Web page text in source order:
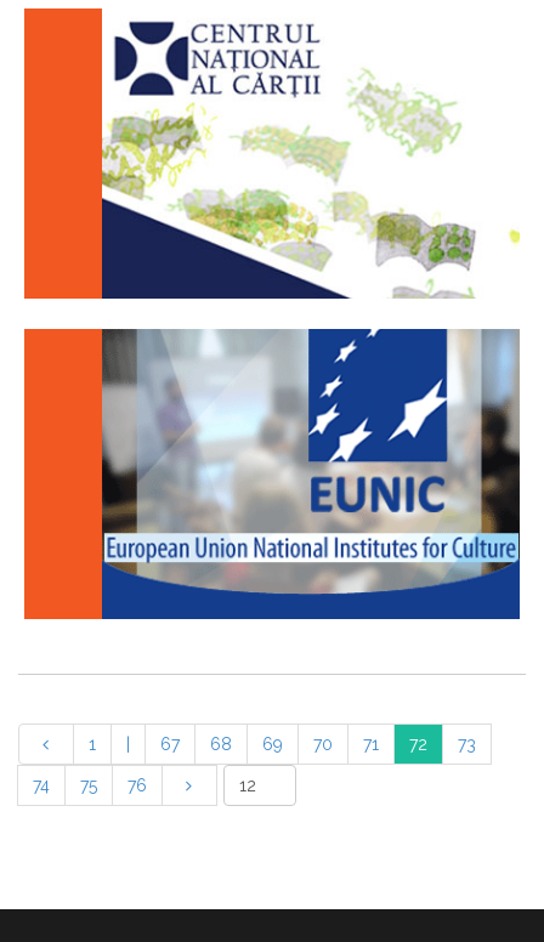
1 67 68 69 70 71 72 73
74 75 76